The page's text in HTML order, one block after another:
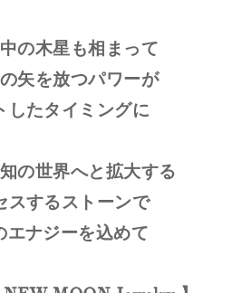
の木星も相まって
矢を放つパワーが
したタイミングに
の世界へと拡大する
スするストーンで
ナジーを込めて